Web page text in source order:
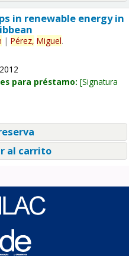
in renewable energy in
| Pérez, Miguel.
para préstamo: Signatura
al carrito